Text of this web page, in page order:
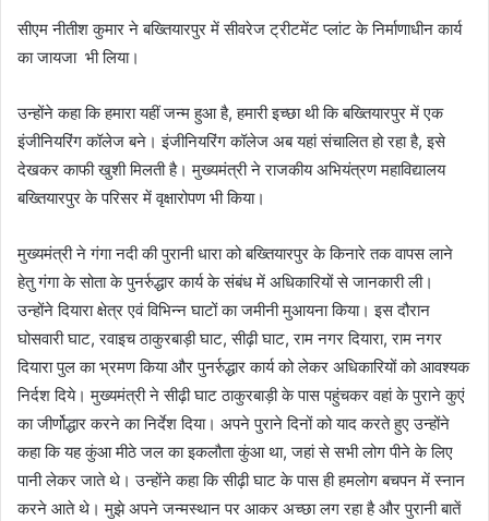
सीएम नीतीश कुमार ने बख्तियारपुर में सीवरेज ट्रीटमेंट प्लांट के निर्माणाधीन कार्य
का जायजा भी लिया।
उन्होंने कहा कि हमारा यहीं जन्म हुआ है, हमारी इच्छा थी कि बख्तियारपुर में एक
इंजीनियरिंग कॉलेज बने। इंजीनियरिंग कॉलेज अब यहां संचालित हो रहा है, इसे
देखकर काफी खुशी मिलती है। मुख्यमंत्री ने राजकीय अभियंत्रण महाविद्यालय
बख्तियारपुर के परिसर में वृक्षारोपण भी किया।
मुख्यमंत्री ने गंगा नदी की पुरानी धारा को बख्तियारपुर के किनारे तक वापस लाने
हेतु गंगा के सोता के पुनर्रुद्धार कार्य के संबंध में अधिकारियों से जानकारी ली।
उन्होंने दियारा क्षेत्र एवं विभिन्न घाटों का जमीनी मुआयना किया। इस दौरान
घोसवारी घाट, रवाइच ठाकुरबाड़ी घाट, सीढ़ी घाट, राम नगर दियारा, राम नगर
दियारा पुल का भ्रमण किया और पुनर्रुद्धार कार्य को लेकर अधिकारियों को आवश्यक
निर्दश दिये। मुख्यमंत्री ने सीढ़ी घाट ठाकुरबाड़ी के पास पहुंचकर वहां के पुराने कुएं
का जीर्णोद्धार करने का निर्देश दिया। अपने पुराने दिनों को याद करते हुए उन्होंने
कहा कि यह कुंआ मीठे जल का इकलौता कुंआ था, जहां से सभी लोग पीने के लिए
पानी लेकर जाते थे। उन्होंने कहा कि सीढ़ी घाट के पास ही हमलोग बचपन में स्नान
करने आते थे। मुझे अपने जन्मस्थान पर आकर अच्छा लग रहा है और पुरानी बातें